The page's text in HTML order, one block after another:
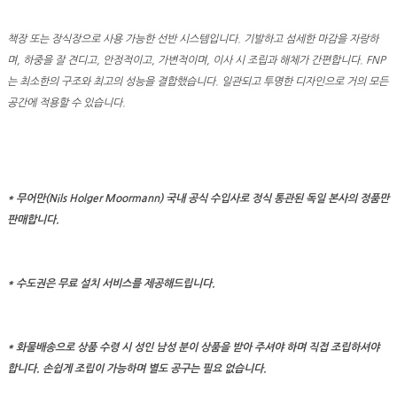
책장 또는 장식장으로 사용 가능한 선반 시스템입니다. 기발하고 섬세한 마감을 자랑하
며, 하중을 잘 견디고, 안정적이고, 가변적이며, 이사 시 조립과 해체가 간편합니다. FNP
는 최소한의 구조와 최고의 성능을 결합했습니다. 일관되고 투명한 디자인으로 거의 모든
공간에 적용할 수 있습니다.
* 무어만(Nils Holger Moormann) 국내 공식 수입사로 정식 통관된 독일 본사의 정품만
판매합니다.
* 수도권은 무료 설치 서비스를 제공해드립니다.
* 화물배송으로 상품 수령 시 성인 남성 분이 상품을 받아 주셔야 하며 직접 조립하셔야
합니다. 손쉽게 조립이 가능하며 별도 공구는 필요 없습니다.